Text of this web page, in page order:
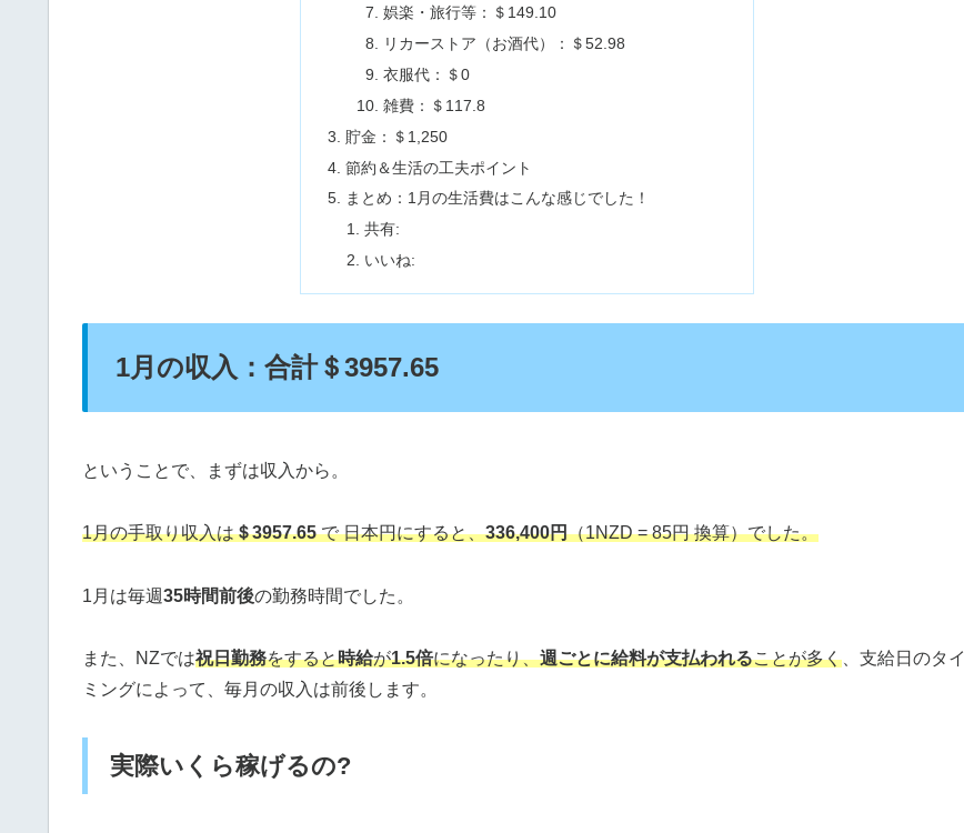
娯楽・旅行等：＄149.10
リカーストア（お酒代）：＄52.98
衣服代：＄0
雑費：＄117.8
貯金：＄1,250
節約＆生活の工夫ポイント
まとめ：1月の生活費はこんな感じでした！
共有:
いいね:
1月の収入：合計＄3957.65
ということで、まずは収入から。
1月の手取り収入は＄3957.65で 日本円にすると、336,400円（1NZD = 85円 換算）でした。
1月は毎週35時間前後の勤務時間でした。
また、NZでは祝日勤務をすると時給が1.5倍になったり、週ごとに給料が支払われることが多く 、支給日のタイ
ミングによって、毎月の収入は前後します。
実際いくら稼げるの?